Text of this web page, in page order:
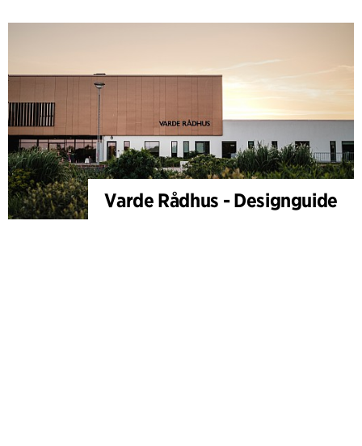
Varde Rådhus - Designguide